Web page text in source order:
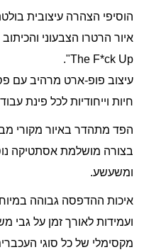
הוסיפי הצהרה עיצובית
The F*ck Up".
עיצוב פופ-ארט מרהיב עם
חיות וייחודיות לכל פינת
הפד מתהדר באיור מקורי
בצורה מושלמת אסתטיקה
ומשעשע.
איכות ההדפסה גבוהה
ועמידות לאורך זמן על
מקסימלי של כל סוגי